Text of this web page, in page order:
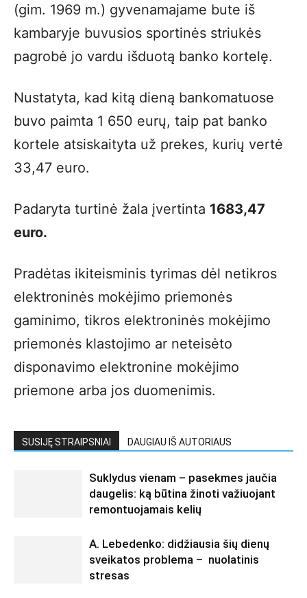
(gim. 1969 m.) gyvenamajame bute iš
kambaryje buvusios sportinės striukės
pagrobė jo vardu išduotą banko kortelę.
Nustatyta, kad kitą dieną bankomatuose
buvo paimta 1 650 eurų, taip pat banko
kortele atsiskaityta už prekes, kurių vertė
33,47 euro.
Padaryta turtinė žala įvertinta 1683,47
euro.
Pradėtas ikiteisminis tyrimas dėl netikros
elektroninės mokėjimo priemonės
gaminimo, tikros elektroninės mokėjimo
priemonės klastojimo ar neteisėto
disponavimo elektronine mokėjimo
priemone arba jos duomenimis.
SUSIJĘ STRAIPSNIAI DAUGIAU IŠ AUTORIAUS
Suklydus vienam – pasekmes jaučia
daugelis: ką būtina žinoti važiuojant
remontuojamais kelių
A. Lebedenko: didžiausia šių dienų
sveikatos problema – nuolatinis
stresas